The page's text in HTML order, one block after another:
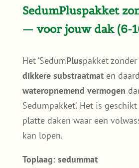
SedumPluspakket
— voor jouw dak (6-
Het ‘SedumPluspakket
dikkere substraatmaten
wateropnemend vermogen
Sedumpakket’. Het is
platte daken waar een
kan lopen.
Toplaag: sedummat